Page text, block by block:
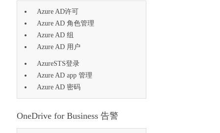
Azure AD许可
Azure AD 角色管理
Azure AD 组
Azure AD 用户
AzureSTS登录
Azure AD app 管理
Azure AD 密码
OneDrive for Business 告警